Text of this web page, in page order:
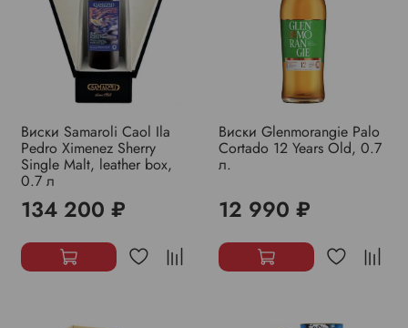
Виски Samaroli Caol Ila
Pedro Ximenez Sherry
Single Malt, leather box,
0.7 л
134 200 ₽
Виски Glenmorangie Palo
Cortado 12 Years Old, 0.7
л.
12 990 ₽